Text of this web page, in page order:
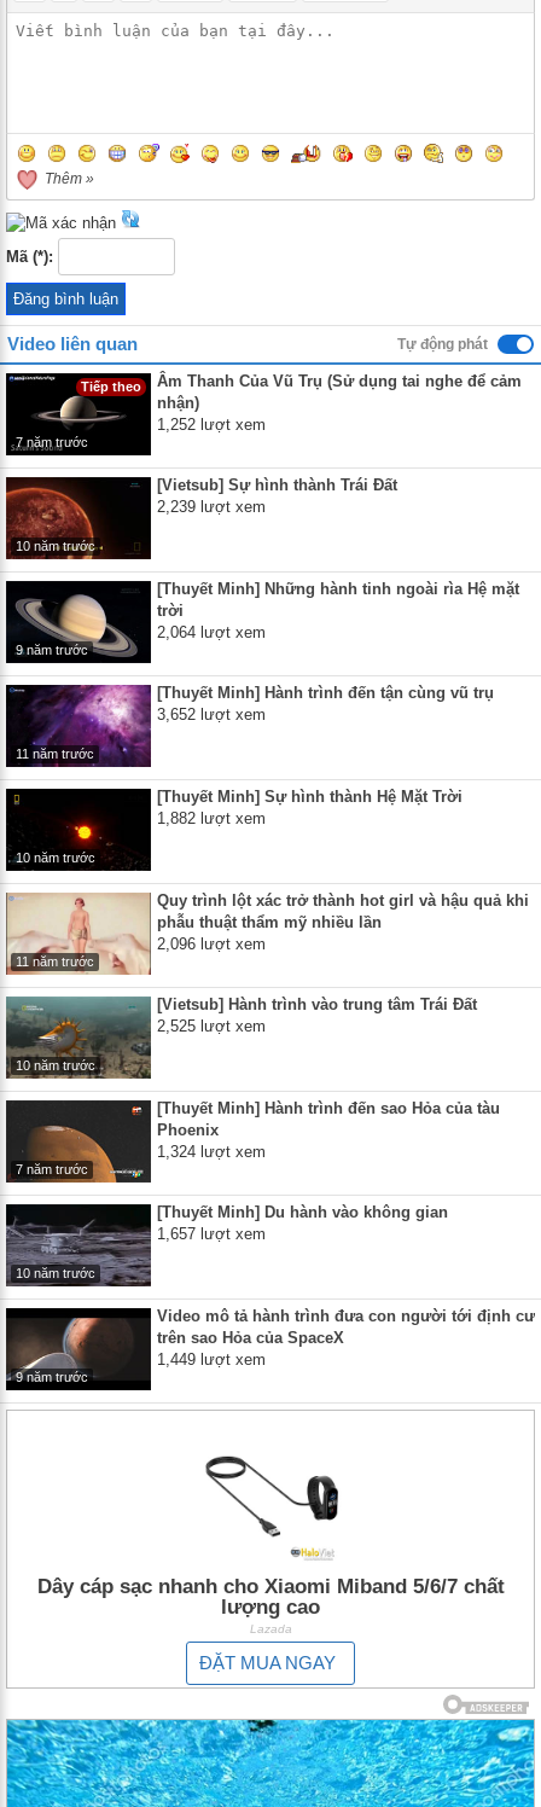
Thêm »
Mã (*):
Video liên quan Tự động phát
Tiếp theo
7 năm trước
Âm Thanh Của Vũ Trụ (Sử dụng tai nghe để cảm
nhận)
1,252 lượt xem
10 năm trước
[Vietsub] Sự hình thành Trái Đất
2,239 lượt xem
9 năm trước
[Thuyết Minh] Những hành tinh ngoài rìa Hệ mặt
trời
2,064 lượt xem
11 năm trước
[Thuyết Minh] Hành trình đến tận cùng vũ trụ
3,652 lượt xem
10 năm trước
[Thuyết Minh] Sự hình thành Hệ Mặt Trời
1,882 lượt xem
11 năm trước
Quy trình lột xác trở thành hot girl và hậu quả khi
phẫu thuật thẩm mỹ nhiều lần
2,096 lượt xem
10 năm trước
[Vietsub] Hành trình vào trung tâm Trái Đất
2,525 lượt xem
7 năm trước
[Thuyết Minh] Hành trình đến sao Hỏa của tàu
Phoenix
1,324 lượt xem
10 năm trước
[Thuyết Minh] Du hành vào không gian
1,657 lượt xem
9 năm trước
Video mô tả hành trình đưa con người tới định cư
trên sao Hỏa của SpaceX
1,449 lượt xem
Dây cáp sạc nhanh cho Xiaomi Miband 5/6/7 chất
lượng cao
Lazada
ĐẶT MUA NGAY